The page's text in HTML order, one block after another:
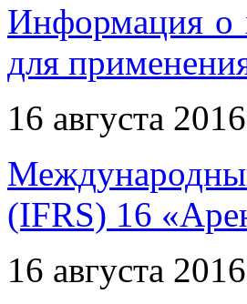
Информация о
для
16 августа 2016
(IFRS) 16
16 августа 2016